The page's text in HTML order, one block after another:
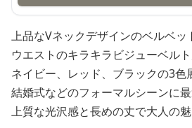
上品なVネックデザインのベルベッ
ウエストのキラキラビジューベルト
ネイビー、レッド、ブラックの3色
結婚式などのフォーマルシーンに最
上質な光沢感と長めの丈で大人の魅